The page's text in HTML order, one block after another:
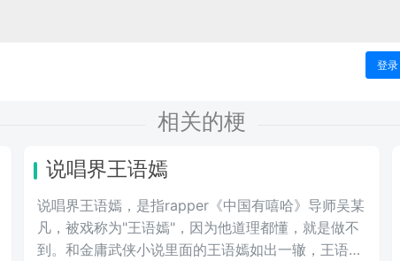
登录
相关的梗
说唱界王语嫣
说唱界王语嫣，是指rapper《中国有嘻哈》导师吴某
凡，被戏称为"王语嫣"，因为他道理都懂，就是做不
到。和金庸武侠小说里面的王语嫣如出一辙，王语嫣